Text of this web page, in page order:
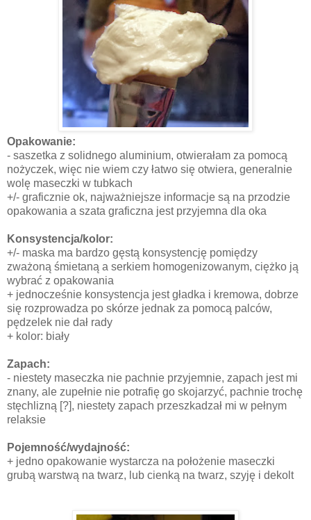
Opakowanie:
- saszetka z solidnego aluminium, otwierałam za pomocą
nożyczek, więc nie wiem czy łatwo się otwiera, generalnie
wolę maseczki w tubkach
+/- graficznie ok, najważniejsze informacje są na przodzie
opakowania a szata graficzna jest przyjemna dla oka
Konsystencja/kolor:
+/- maska ma bardzo gęstą konsystencję pomiędzy
zważoną śmietaną a serkiem homogenizowanym, ciężko ją
wybrać z opakowania
+ jednocześnie konsystencja jest gładka i kremowa, dobrze
się rozprowadza po skórze jednak za pomocą palców,
pędzelek nie dał rady
+ kolor: biały
Zapach:
- niestety maseczka nie pachnie przyjemnie, zapach jest mi
znany, ale zupełnie nie potrafię go skojarzyć, pachnie trochę
stęchlizną [?], niestety zapach przeszkadzał mi w pełnym
relaksie
Pojemność/wydajność:
+ jedno opakowanie wystarcza na położenie maseczki
grubą warstwą na twarz, lub cienką na twarz, szyję i dekolt